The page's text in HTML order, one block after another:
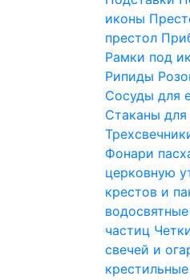
иконы
престол
Рамки под
Рипиды
Сосуды для
Стаканы
Фонари
церковную
крестов и
водосвятные
частиц
свечей и
крестильные